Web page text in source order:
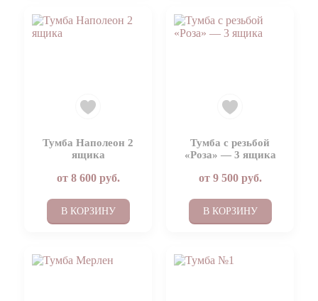
Тумба Наполеон 2
ящика
от 8 600руб.
В КОРЗИНУ
Тумба с резьбой
«Роза» — 3 ящика
от 9 500руб.
В КОРЗИНУ